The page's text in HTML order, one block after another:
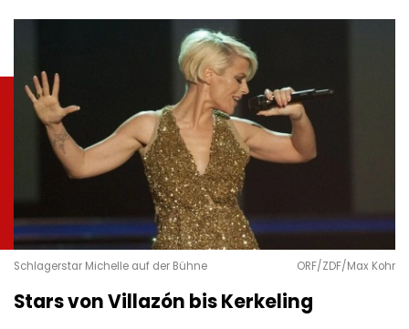
Schlagerstar Michelle auf der Bühne ORF/ZDF/Max Kohr
Stars von Villazón bis Kerkeling